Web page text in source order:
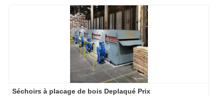
Séchoirs à placage de bois Deplaqué Prix